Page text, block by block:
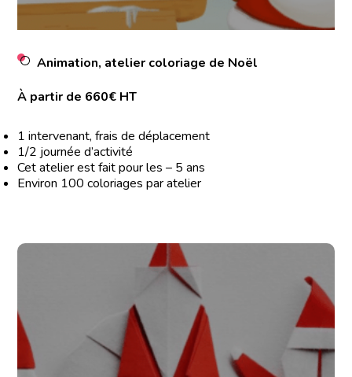
Animation, atelier coloriage de Noël
À partir de 660€ HT
1 intervenant, frais de déplacement
1/2 journée d’activité
Cet atelier est fait pour les – 5 ans
Environ 100 coloriages par atelier